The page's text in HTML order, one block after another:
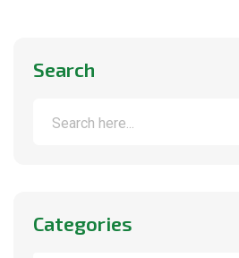
Search
Categories